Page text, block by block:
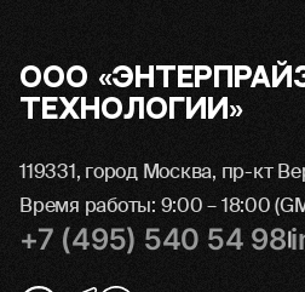
ООО
Технологии»
119331, город Москва, пр-кт
Время работы: 9:00 – 18:00
+7 (495) 540 54 98|